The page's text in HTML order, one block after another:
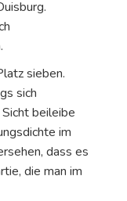
sieben.
sich
beileibe
im
dass es
die man im